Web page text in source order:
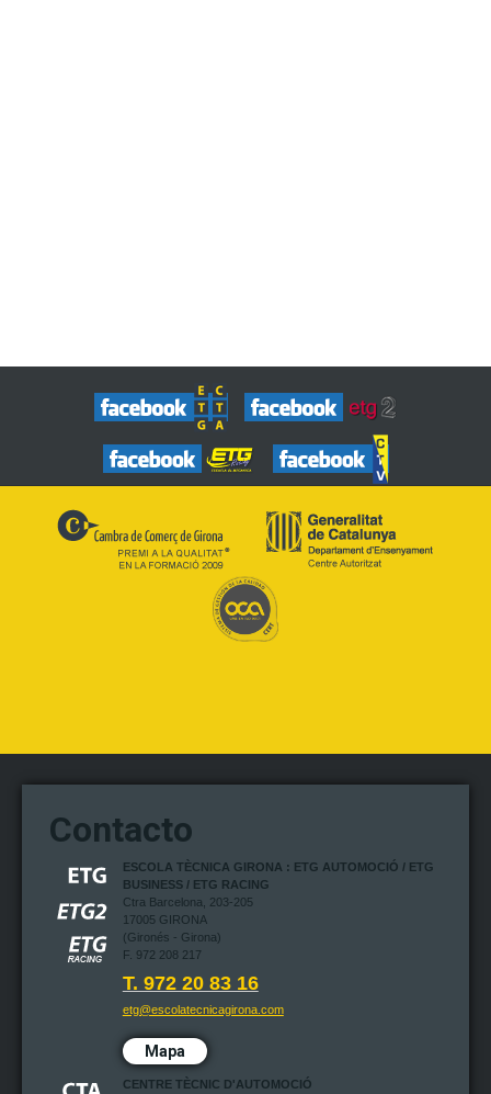
Contacto
ESCOLA TÈCNICA GIRONA : ETG AUTOMOCIÓ / ETG
BUSINESS / ETG RACING
Ctra Barcelona, 203-205
17005 GIRONA
(Gironés - Girona)
F. 972 208 217
T. 972 20 83 16
etg@escolatecnicagirona.com
Mapa
CENTRE TÈCNIC D'AUTOMOCIÓ